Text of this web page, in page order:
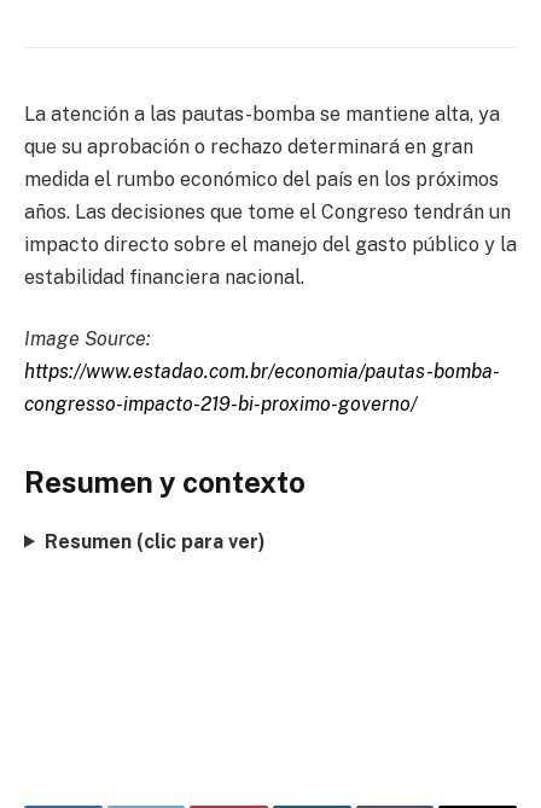
La atención a las pautas-bomba se mantiene alta, ya
que su aprobación o rechazo determinará en gran
medida el rumbo económico del país en los próximos
años. Las decisiones que tome el Congreso tendrán un
impacto directo sobre el manejo del gasto público y la
estabilidad financiera nacional.
Image Source:
https://www.estadao.com.br/economia/pautas-bomba-
congresso-impacto-219-bi-proximo-governo/
Resumen y contexto
Resumen (clic para ver)